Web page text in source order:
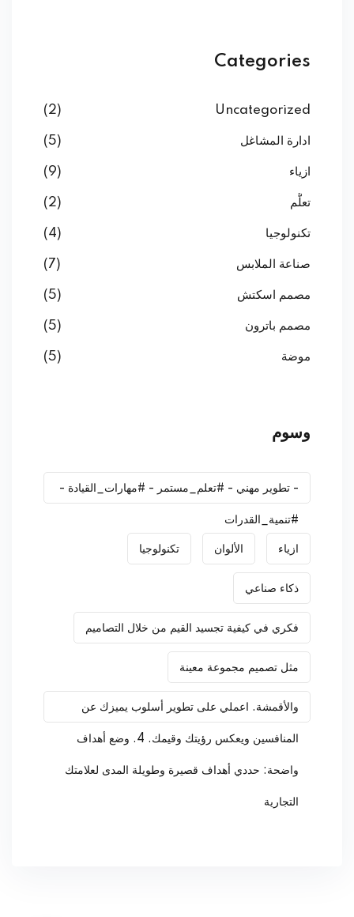
Categories
Uncategorized
(2)
ادارة المشاغل (5)
ازياء (9)
تعلُّم (2)
تكنولوجيا (4)
صناعة الملابس (7)
مصمم اسكتش (5)
مصمم باترون (5)
موضة (5)
وسوم
- تطوير مهني - #تعلم_مستمر - #مهارات_القيادة -
#تنمية_القدرات
ازياء الألوان تكنولوجيا
ذكاء صناعي
فكري في كيفية تجسيد القيم من خلال التصاميم
مثل تصميم مجموعة معينة
والأقمشة. اعملي على تطوير أسلوب يميزك عن
المنافسين ويعكس رؤيتك وقيمك. 4. وضع أهداف
واضحة: حددي أهداف قصيرة وطويلة المدى لعلامتك
التجارية